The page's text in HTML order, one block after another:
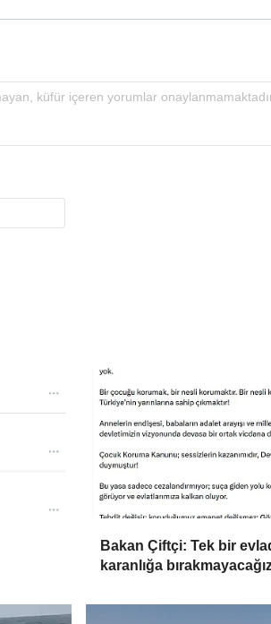
Bakan Çiftçi: Tek bir
karanlığa